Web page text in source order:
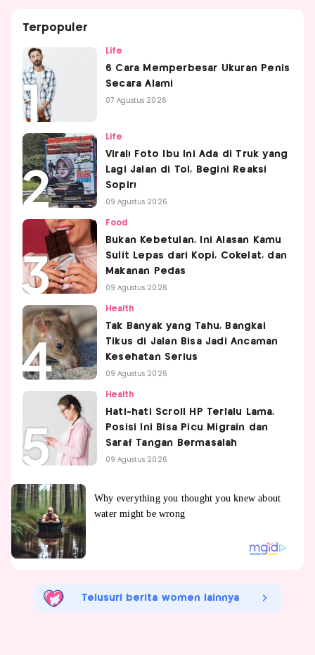
Terpopuler
Life
6 Cara Memperbesar Ukuran Penis
Secara Alami
07 Agustus 2026
Life
Viral! Foto Ibu Ini Ada di Truk yang
Lagi Jalan di Tol, Begini Reaksi
Sopir!
09 Agustus 2026
Food
Bukan Kebetulan, Ini Alasan Kamu
Sulit Lepas dari Kopi, Cokelat, dan
Makanan Pedas
09 Agustus 2026
Health
Tak Banyak yang Tahu, Bangkai
Tikus di Jalan Bisa Jadi Ancaman
Kesehatan Serius
09 Agustus 2026
Health
Hati-hati Scroll HP Terlalu Lama,
Posisi Ini Bisa Picu Migrain dan
Saraf Tangan Bermasalah
09 Agustus 2026
Telusuri berita women lainnya